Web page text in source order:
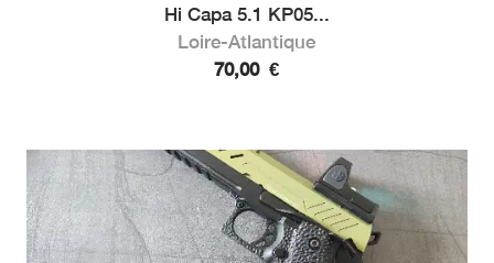
Hi Capa 5.1 KP05...
Loire-Atlantique
70,00 €